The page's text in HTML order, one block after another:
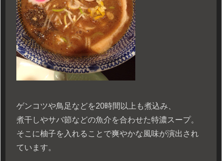
ゲンコツや鳥足などを20時間以上も煮込み、
煮干しやサバ節などの魚介を合わせた特濃スープ。
そこに柚子を入れることで爽やかな風味が演出され
ています。